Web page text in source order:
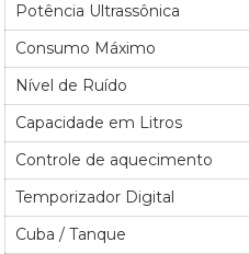
Potência Ultrassônica
Consumo Máximo
Nível de Ruído
Capacidade em Litros
Controle de aquecimento
Temporizador Digital
Cuba / Tanque